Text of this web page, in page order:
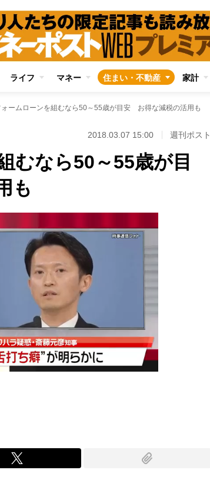
ライフ マネー 住まい・不動産 家計
ォームローンを組むなら50～55歳が目安 お得な減税の活用も
2018.03.07 15:00 週刊ポスト
むなら50～55歳が目
も